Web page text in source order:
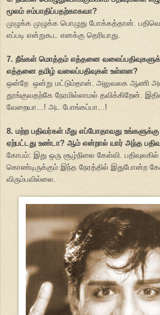
மூலம் சம்பாதிப்பதற்காகவா?
முழுக்க முழுக்க பொழுது போக்கத்தான்.
எப்படி என்றுகூட எனக்கு தெரியாது.
7. நீங்கள் மொத்தம் எத்தனை
எத்தனை தமிழ் வலைப்பதிவுகள் உள்ளன?
ஒன்றே ஒன்று மட்டும்தான். அலுவலக ஆணி
தூங்குவதற்கே நேரமில்லாமல் தவிக்கிறேன்.
வேறையா...! அட போங்கப்பா...!
8. மற்ற பதிவர்கள் மீது எப்போதாவது
ஏற்பட்டது உண்டா? ஆம் என்றால் யார் அந்த
கோபம்: இது ஒரு சூழ்நிலை கேள்வி.
கொண்டிருக்கும் இந்த நேரத்தில் இதுபோன்ற
விரும்பவில்லை.